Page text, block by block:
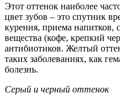
Этот оттенок наиболее
цвет зубов – это спутник
курения, приема
вещества (кофе, крепкий
антибиотиков. Желтый
таких заболеваниях, как
болезнь.
Серый и черный оттенок